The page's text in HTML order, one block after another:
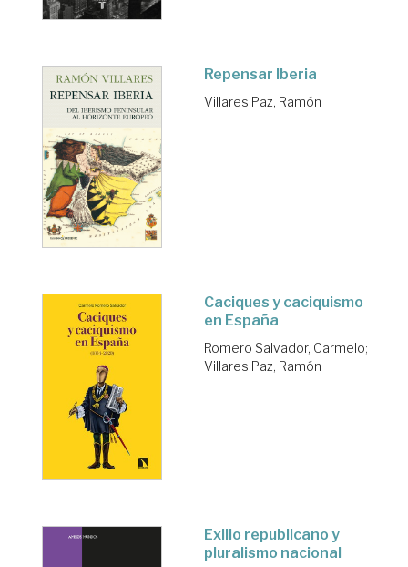
Repensar Iberia
Villares Paz, Ramón
Caciques y caciquismo
en España
Romero Salvador, Carmelo;
Villares Paz, Ramón
Exilio republicano y
pluralismo nacional